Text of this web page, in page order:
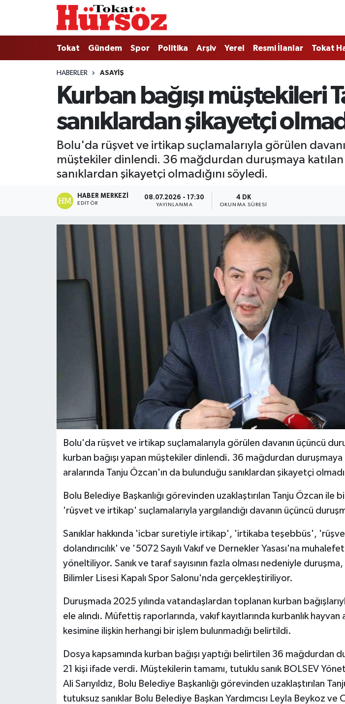
Tokat Gündem Spor Politika Arşiv Yerel Resmi İlanlar Tokat
HABERLER ASAYIŞ
Kurban bağışı müştekileri
sanıklardan şikayetçi
Bolu'da rüşvet ve irtikap suçlamalarıyla görülen
müştekiler dinlendi. 36 mağdurdan duruşmaya
sanıklardan şikayetçi olmadığını söyledi.
HABER MERKEZI
EDITÖR
08.07.2026 - 17:30
YAYINLANMA
4 DK
OKUNMA SÜRESI
Bolu'da rüşvet ve irtikap suçlamalarıyla görülen davanın üçüncü
kurban bağışı yapan müştekiler dinlendi. 36 mağdurdan duruşmaya
aralarında Tanju Özcan'ın da bulunduğu sanıklardan şikayetçi
Bolu Belediye Başkanlığı görevinden uzaklaştırılan Tanju Özcan ile
'rüşvet ve irtikap' suçlamalarıyla yargılandığı davanın üçüncü
Sanıklar hakkında 'icbar suretiyle irtikap', 'irtikaba teşebbüs',
dolandırıcılık' ve '5072 Sayılı Vakıf ve Dernekler Yasası'na
yöneltiliyor. Sanık ve taraf sayısının fazla olması nedeniyle duruşma,
Bilimler Lisesi Kapalı Spor Salonu'nda gerçekleştiriliyor.
Duruşmada 2025 yılında vatandaşlardan toplanan kurban
ele alındı. Müfettiş raporlarında, vakıf kayıtlarında kurbanlık hayvan
kesimine ilişkin herhangi bir işlem bulunmadığı belirtildi.
Dosya kapsamında kurban bağışı yaptığı belirtilen 36 mağdurdan
21 kişi ifade verdi. Müştekilerin tamamı, tutuklu sanık BOLSEV
Ali Sarıyıldız, Bolu Belediye Başkanlığı görevinden uzaklaştırılan
tutuksuz sanıklar Bolu Belediye Başkan Yardımcısı Leyla Beykoz ve
Tokat
Türkiye Gündemi
Gündem
Politika
Nöbetçi Eczaneler
Hava Durumu
Tokat Namaz Vakitleri
Tüm Manşetler